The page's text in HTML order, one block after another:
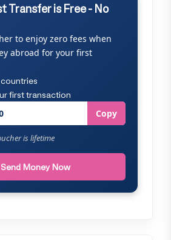
Transfer is Free - No
to enjoy zero fees when
abroad for your first
first transaction
Copy
is lifetime
Send Money Now